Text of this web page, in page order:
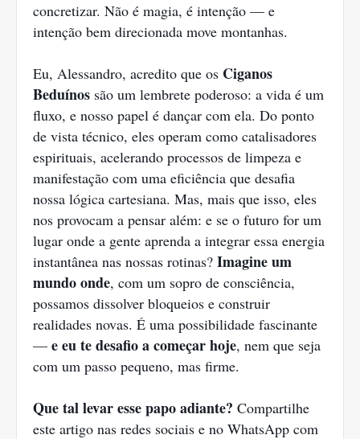
concretizar. Não é magia, é intenção — e
intenção bem direcionada move montanhas.
Eu, Alessandro, acredito que os Ciganos
Beduínos são um lembrete poderoso: a vida é um
fluxo, e nosso papel é dançar com ela. Do ponto
de vista técnico, eles operam como catalisadores
espirituais, acelerando processos de limpeza e
manifestação com uma eficiência que desafia
nossa lógica cartesiana. Mas, mais que isso, eles
nos provocam a pensar além: e se o futuro for um
lugar onde a gente aprenda a integrar essa energia
instantânea nas nossas rotinas? Imagine um
mundo onde, com um sopro de consciência,
possamos dissolver bloqueios e construir
realidades novas. É uma possibilidade fascinante
— e eu te desafio a começar hoje, nem que seja
com um passo pequeno, mas firme.
Que tal levar esse papo adiante? Compartilhe
este artigo nas redes sociais e no WhatsApp com